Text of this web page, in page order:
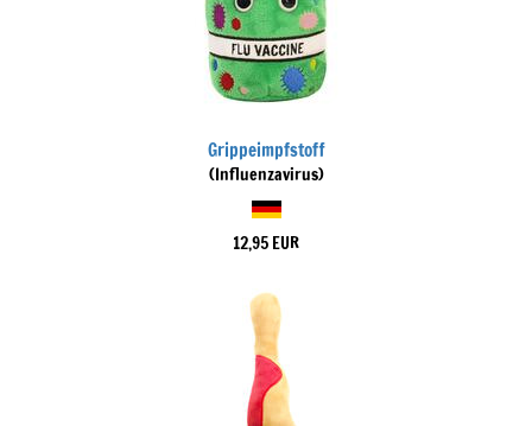
Grippeimpfstoff
(Influenzavirus)
12,95 EUR